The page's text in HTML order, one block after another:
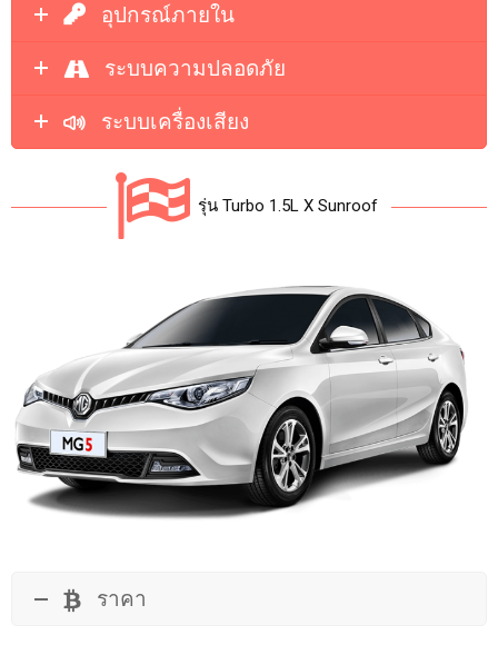
อุปกรณ์ภายใน
ระบบความปลอดภัย
ระบบเครื่องเสียง
รุ่น Turbo 1.5L X Sunroof
ราคา